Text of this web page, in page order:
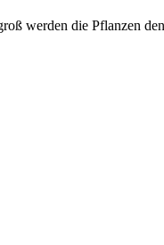
werden die Pflanzen